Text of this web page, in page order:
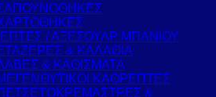
/ ΑΞΕΣΟΥΑΡ ΜΠΑΝΙΟΥ
& ΚΑΛΑΘΙΑ
& ΚΑΘΙΣΜΑΤΑ
ΚΑΘΡΕΠΤΕΣ
&